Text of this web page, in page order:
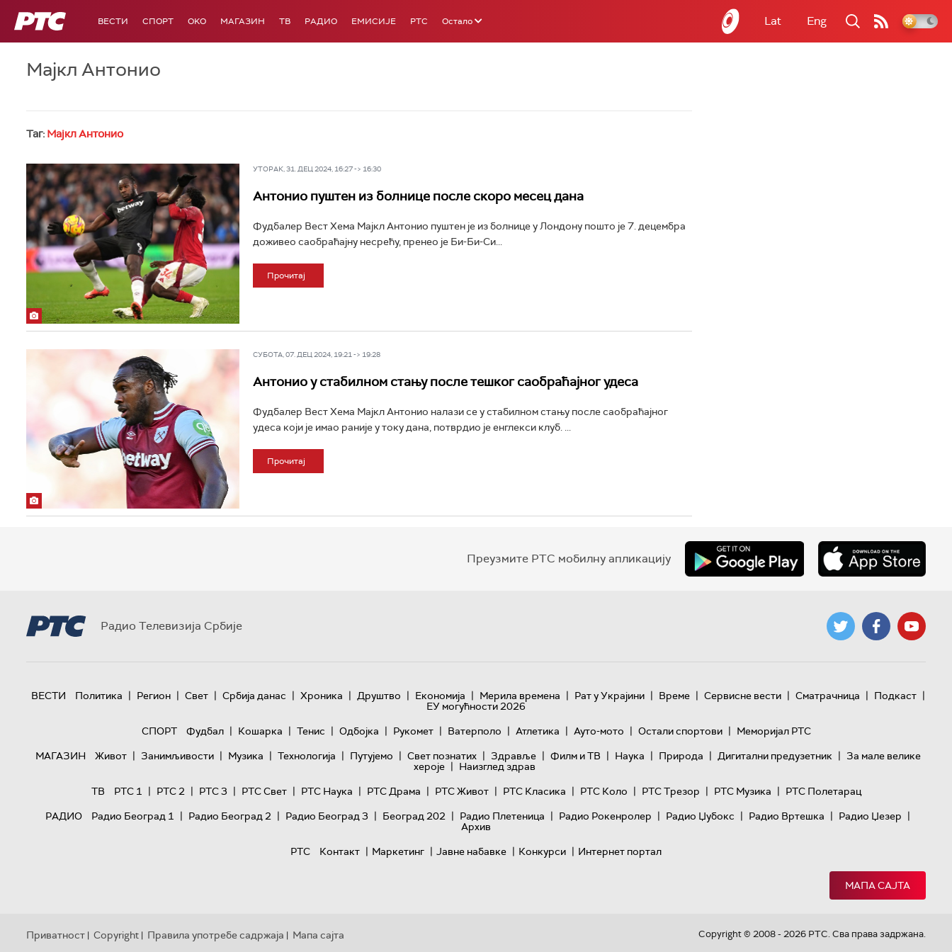
РТС ВЕСТИ СПОРТ OKO МАГАЗИН ТВ РАДИО ЕМИСИЈЕ РТС Остало Lat Eng
Мајкл Антонио
Таг: Мајкл Антонио
УТОРАК, 31. ДЕЦ 2024, 16:27 -> 16:30
Антонио пуштен из болнице после скоро месец дана
Фудбалер Вест Хема Мајкл Антонио пуштен је из болнице у Лондону пошто је 7. децембра
доживео саобраћајну несрећу, пренео је Би-Би-Си...
Прочитај
СУБОТА, 07. ДЕЦ 2024, 19:21 -> 19:28
Антонио у стабилном стању после тешког саобраћајног удеса
Фудбалер Вест Хема Мајкл Антонио налази се у стабилном стању после саобраћајног
удеса који је имао раније у току дана, потврдио је енглекси клуб. ...
Прочитај
Преузмите РТС мобилну апликацију
Радио Телевизија Србије
ВЕСТИ Политика | Регион | Свет | Србија данас | Хроника | Друштво | Економија | Мерила времена | Рат у Украјини | Време | Сервисне вести | Сматрачница | Подкаст |
ЕУ могућности 2026
СПОРТ
Фудбал | Кошарка | Тенис | Одбојка | Рукомет | Ватерполо | Атлетика | Ауто-мото | Остали спортови | Меморијал РТС
МАГАЗИН
Живот | Занимљивости | Музика | Технологијa | Путујемо | Свет познатих | Здравље | Филм и ТВ | Наука | Природа | Дигитални предузетник | За мале велике
хероје | Наизглед здрав
ТВ
РТС 1 | РТС 2 | РТС 3 | РТС Свет | РТС Наука | РТС Драма | РТС Живот | РТС Класика | РТС Коло | РТС Трезор | РТС Музика | РТС Полетарац
РАДИО
Радио Београд 1 | Радио Београд 2 | Радио Београд 3 | Београд 202 | Радио Плетеница | Радио Рокенролер | Радио Џубокс | Радио Вртешка | Радио Џезер |
Архив
РТС
Контакт | Маркетинг | Јавне набавке | Конкурси | Интернет портал
МАПА САЈТА
Приватност | Copyright | Правила употребе садржаја | Мапа сајта Copyright © 2008 - 2026 РТС. Сва права задржана.